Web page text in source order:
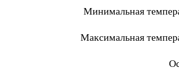
Минимальная
Максимальная